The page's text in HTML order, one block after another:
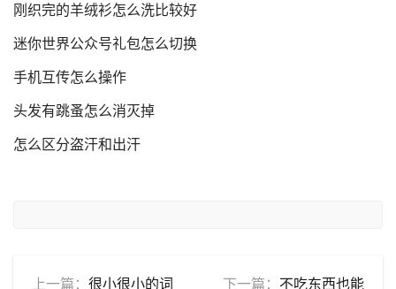
刚织完的羊绒衫怎么洗比较好
迷你世界公众号礼包怎么切换
手机互传怎么操作
头发有跳蚤怎么消灭掉
怎么区分盗汗和出汗
上一篇： 很小很小的词 下一篇： 不吃东西也能